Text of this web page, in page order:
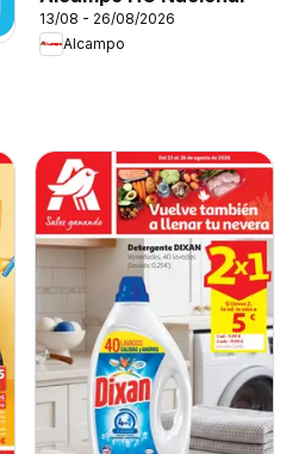
13/08 - 26/08/2026
Alcampo